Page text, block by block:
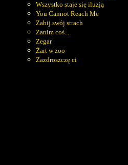
Wszystko staje się iluzją
You Cannot Reach Me
Zabij swój strach
Zanim coś...
Zegar
Żart w zoo
Zazdroszczę ci